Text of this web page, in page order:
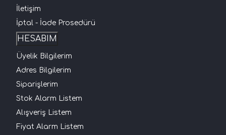
İletişim
İptal - İade Prosedürü
HESABIM
Üyelik Bilgilerim
Adres Bilgilerim
Siparişlerim
Stok Alarm Listem
Alışveriş Listem
Fiyat Alarm Listem